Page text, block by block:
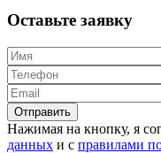
Оставьте заявку
Отправить
Нажимая на кнопку, я
данных и с правилами